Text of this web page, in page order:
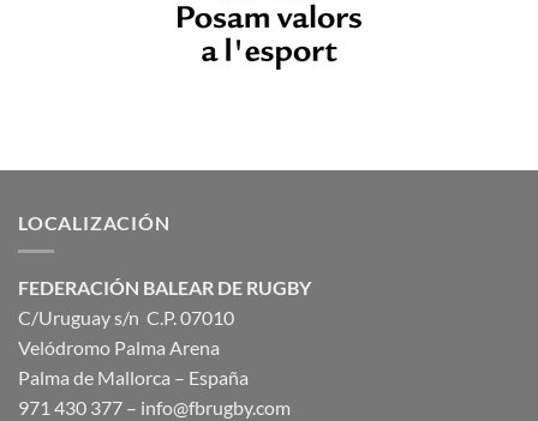
LOCALIZACIÓN
FEDERACIÓN BALEAR DE RUGBY
C/Uruguay s/n C.P. 07010
Velódromo Palma Arena
Palma de Mallorca – España
971 430 377 – info@fbrugby.com